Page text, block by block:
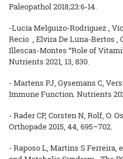
Paleopathol 2018;23:6-14.
-Lucía Melguizo-Rodríguez ,
Recio , Elvira De Luna-Bertos ,
Illescas-Montes “Role of
Nutrients 2021, 13, 830.
- Martens PJ, Gysemans C,
Immune Function. Nutrients
- Rader CP, Corsten N, Rolf, O.
Orthopade 2015, 44, 695–702.
- Raposo L, Martins S Ferreira,